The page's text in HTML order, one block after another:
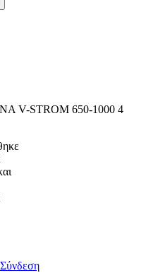
STROM 650-1000 4
Σύνδεση